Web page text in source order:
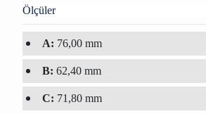
Ölçüler
A: 76,00 mm
B: 62,40 mm
C: 71,80 mm